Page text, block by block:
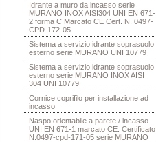
Idrante a muro da incasso serie
MURANO INOX AISI304 UNI EN 671-
2 forma C Marcato CE Cert. N. 0497-
CPD-172-05
Sistema a servizio idrante soprasuolo
esterno serie MURANO UNI 10779
Sistema a servizio idrante soprasuolo
esterno serie MURANO INOX AISI
304 UNI 10779
Cornice coprifilo per installazione ad
incasso
Naspo orientabile a parete / incasso
UNI EN 671-1 marcato CE. Certificato
N.0497-cpd-171-05 serie MURANO